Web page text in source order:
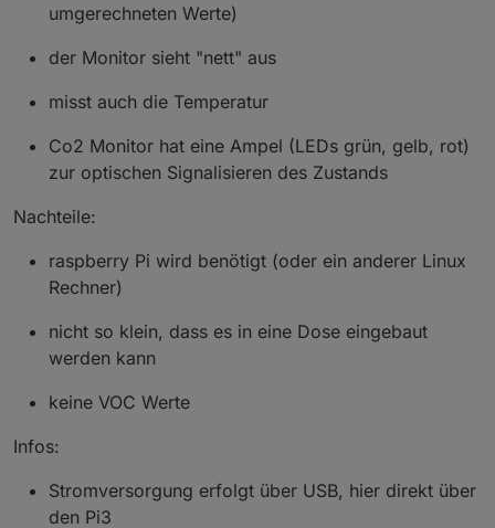
umgerechneten Werte)
der Monitor sieht "nett" aus
misst auch die Temperatur
Co2 Monitor hat eine Ampel (LEDs grün, gelb, rot)
zur optischen Signalisieren des Zustands
Nachteile:
raspberry Pi wird benötigt (oder ein anderer Linux
Rechner)
nicht so klein, dass es in eine Dose eingebaut
werden kann
keine VOC Werte
Infos:
Stromversorgung erfolgt über USB, hier direkt über
den Pi3